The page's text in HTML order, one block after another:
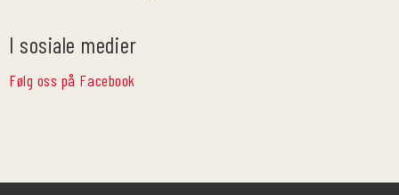
I sosiale medier
Følg oss på Facebook